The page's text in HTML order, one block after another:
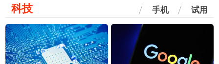
科技 手机 试用